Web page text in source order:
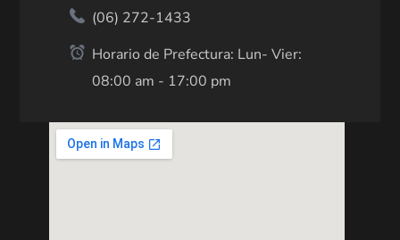
(06) 272-1433
Horario de Prefectura: Lun- Vier:
08:00 am - 17:00 pm